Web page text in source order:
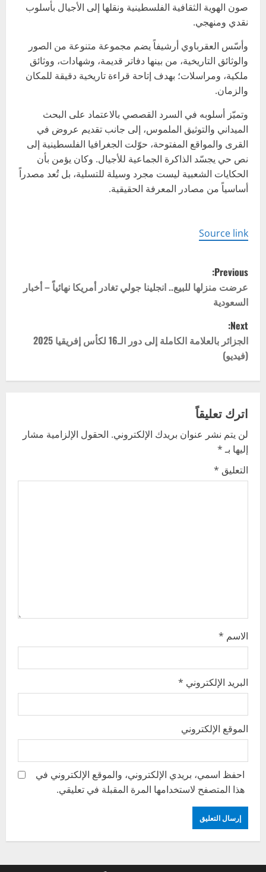
صون الهوية الثقافية الفلسطينية ونقلها إلى الأجيال بأسلوب
نقدي ومنهجي.
وأسّس العقرباوي أرشيفاً يضم مجموعة متنوعة من الصور
والوثائق التاريخية، من بينها دفاتر قديمة، وشهادات، ووثائق
ملكية، ومراسلات؛ بهدف إتاحة قراءة تاريخية دقيقة للمكان
والزمان.
وتميّز أسلوبه في السرد القصصي بالاعتماد على البحث
الميداني والتوثيق الملموس، إلى جانب تقديم عروض في
القرى والمواقع المفتوحة، حوّلت الجغرافيا الفلسطينية إلى
نص حي يجسّد الذاكرة الجماعية للأجيال. وكان يؤمن بأن
الحكايات الشعبية ليست مجرد وسيلة للتسلية، بل تُعد مصدراً
أساسياً من مصادر المعرفة الحقيقية.
Source link
P
o
s
t
n
v
i
g
Previous:
عرضت منزلها للبيع.. انجلينا جولي تغادر أمريكا نهائياً – أخبار
السعودية
Next:
الجزائر بالعلامة الكاملة إلى دور الـ16 لكأس إفريقيا 2025
(فيديو)
اترك تعليقاً
لن يتم نشر عنوان بريدك الإلكتروني. الحقول الإلزامية مشار
إليها بـ*
التعليق *
الاسم *
البريد الإلكتروني *
الموقع الإلكتروني
احفظ اسمي، بريدي الإلكتروني، والموقع الإلكتروني في
هذا المتصفح لاستخدامها المرة المقبلة في تعليقي.